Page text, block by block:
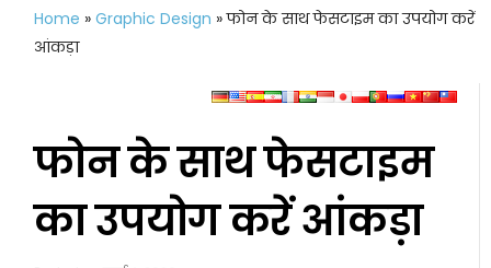
Home »Graphic Design »फोन के साथ फेसटाइम का उपयोग करें
आंकड़ा
फोन के साथ फेसटाइम
का उपयोग करें आंकड़ा